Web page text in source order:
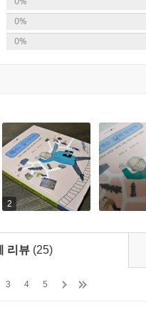
성장의 발판이 된다
을 살았지만, 자세히 들여
건지고, 제철 사업으로
않았습니다. 신용호는 오
척하는 데 도움이 되었습니
0%
0%
2
리뷰 (25)
3 4 5